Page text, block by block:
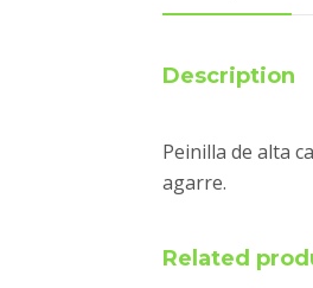
Description
Peinilla de alta
agarre.
Related